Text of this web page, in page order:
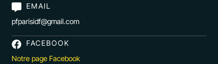
EMAIL
pfparisidf@gmail.com
FACEBOOK
Notre page Facebook